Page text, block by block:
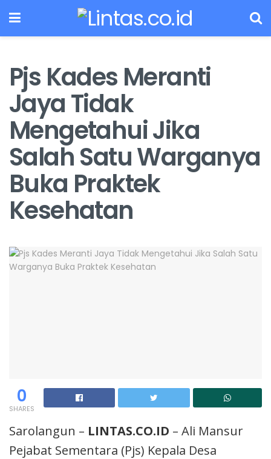
Pjs Kades Meranti
Jaya Tidak
Mengetahui Jika
Salah Satu Warganya
Buka Praktek
Kesehatan
0
SHARES
Sarolangun – LINTAS.CO.ID – Ali Mansur
Pejabat Sementara (Pjs) Kepala Desa